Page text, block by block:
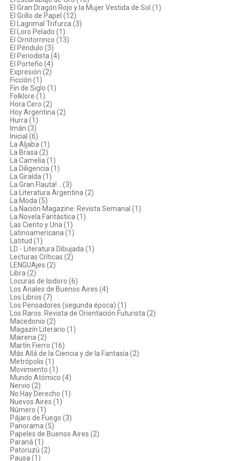
El Gran Dragón Rojo y la Mujer Vestida de Sol (1)
El Grillo de Papel (12)
El Lagrimal Trifurca (3)
El Loro Pelado (1)
El Ornitorrinco (13)
El Péndulo (3)
El Periodista (4)
El Porteño (4)
Expresión (2)
Ficción (1)
Fin de Siglo (1)
Folklore (1)
Hora Cero (2)
Hoy Argentina (2)
Hurra (1)
Imán (3)
Inicial (6)
La Aljaba (1)
La Brasa (2)
La Camelia (1)
La Diligencia (1)
La Giralda (1)
La Gran Flauta!... (3)
La Literatura Argentina (2)
La Moda (5)
La Nación Magazine. Revista Semanal (1)
La Novela Fantástica (1)
Las Ciento y Una (1)
Latinoamericana (1)
Latitud (1)
LD - Literatura Dibujada (1)
Lecturas Críticas (2)
LENGUAjes (2)
Libra (2)
Locuras de Isidoro (6)
Los Anales de Buenos Aires (4)
Los Libros (7)
Los Pensadores (segunda época) (1)
Los Raros. Revista de Orientación Futurista (2)
Macedonio (2)
Magazín Literario (1)
Mairena (2)
Martín Fierro (16)
Más Allá de la Ciencia y de la Fantasía (2)
Metrópolis (1)
Movimiento (1)
Mundo Atómico (4)
Nervio (2)
No Hay Derecho (1)
Nuevos Aires (1)
Número (1)
Pájaro de Fuego (3)
Panorama (5)
Papeles de Buenos Aires (2)
Paraná (1)
Patoruzú (2)
Pausa (1)